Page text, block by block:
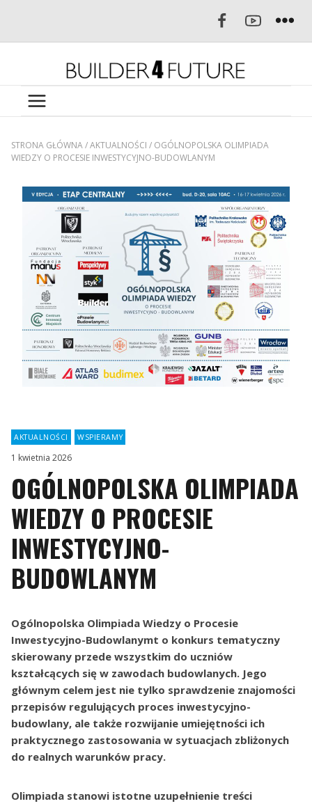
STRONA GŁÓWNA/AKTUALNOŚCI / OGÓLNOPOLSKA OLIMPIADA
WIEDZY O PROCESIE INWESTYCYJNO-BUDOWLANYM
AKTUALNOŚCI WSPIERAMY
1 kwietnia 2026
OGÓLNOPOLSKA OLIMPIADA
WIEDZY O PROCESIE
INWESTYCYJNO-
BUDOWLANYM
Ogólnopolska Olimpiada Wiedzy o Procesie
Inwestycyjno-Budowlanymt o konkurs tematyczny
skierowany przede wszystkim do uczniów
kształcących się w zawodach budowlanych. Jego
głównym celem jest nie tylko sprawdzenie znajomości
przepisów regulujących proces inwestycyjno-
budowlany, ale także rozwijanie umiejętności ich
praktycznego zastosowania w sytuacjach zbliżonych
do realnych warunków pracy.
Olimpiada stanowi istotne uzupełnienie treści